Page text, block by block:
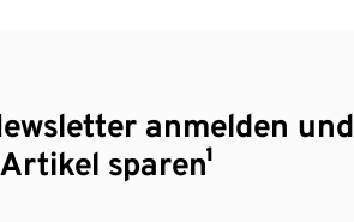
anmelden und
sparen¹